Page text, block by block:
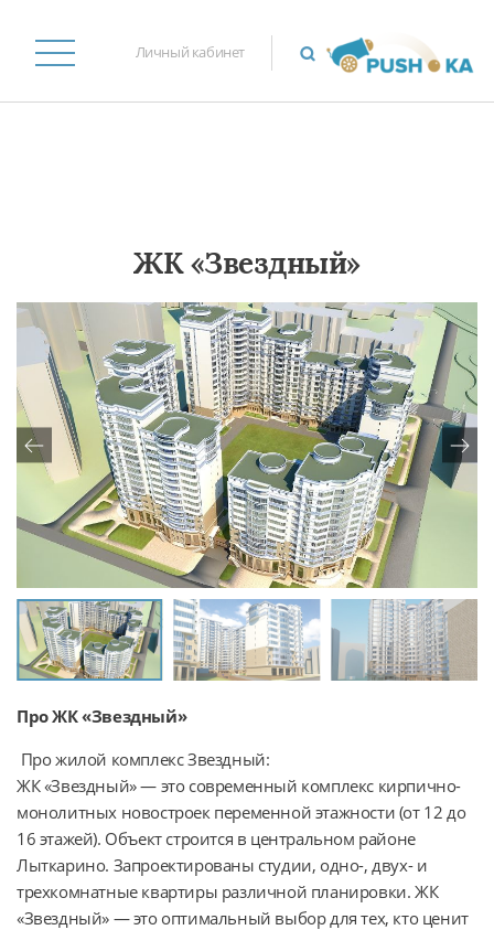
Личный кабинет
Про ЖК «Звездный»
ЖК «Звездный» — это современный комплекс кирпично-
монолитных новостроек переменной этажности (от 12 до
16 этажей). Объект строится в центральном районе
Лыткарино. Запроектированы студии, одно-, двух- и
трехкомнатные квартиры различной планировки. ЖК
«Звездный» — это оптимальный выбор для тех, кто ценит
ЖК «Звездный»